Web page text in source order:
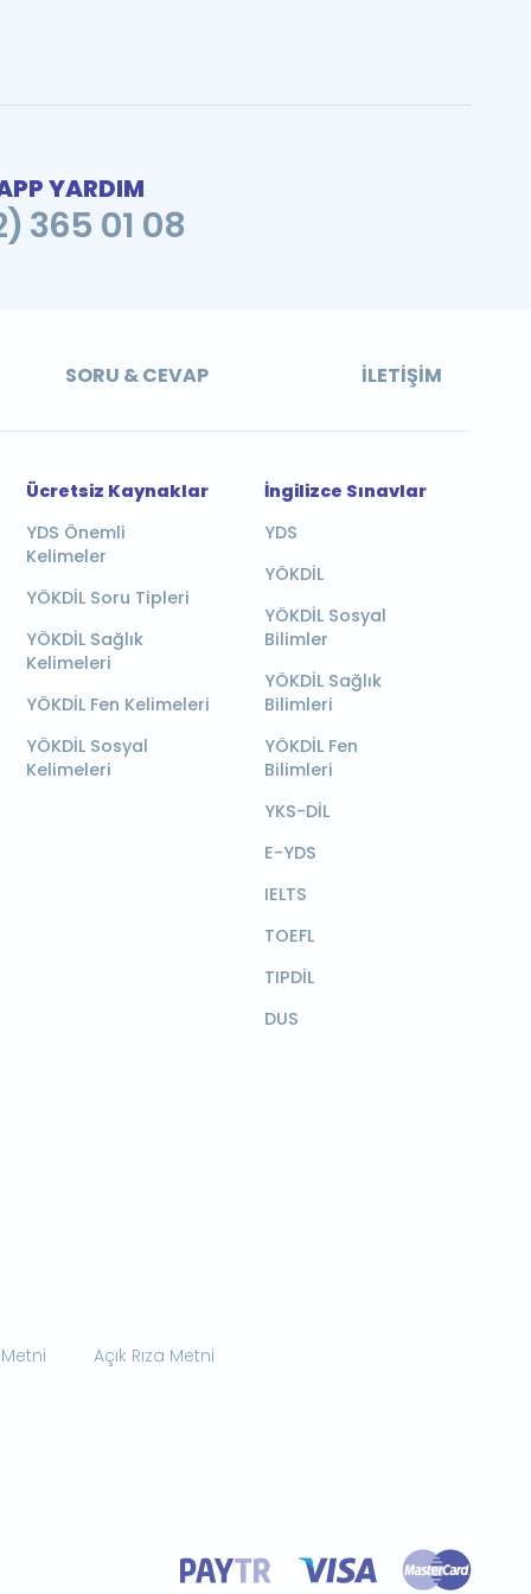
YARDIM
365 01 08
SORU & CEVAP İLETIŞIM
Ücretsiz Kaynaklar
YDS Önemli
Kelimeler
YÖKDİL Soru Tipleri
YÖKDİL Sağlık
Kelimeleri
YÖKDİL Fen Kelimeleri
YÖKDİL Sosyal
Kelimeleri
İngilizce Sınavlar
YDS
YÖKDİL
YÖKDİL Sosyal
Bilimler
YÖKDİL Sağlık
Bilimleri
YÖKDİL Fen
Bilimleri
YKS-DİL
E-YDS
IELTS
TOEFL
TIPDİL
DUS
Açık Rıza Metni